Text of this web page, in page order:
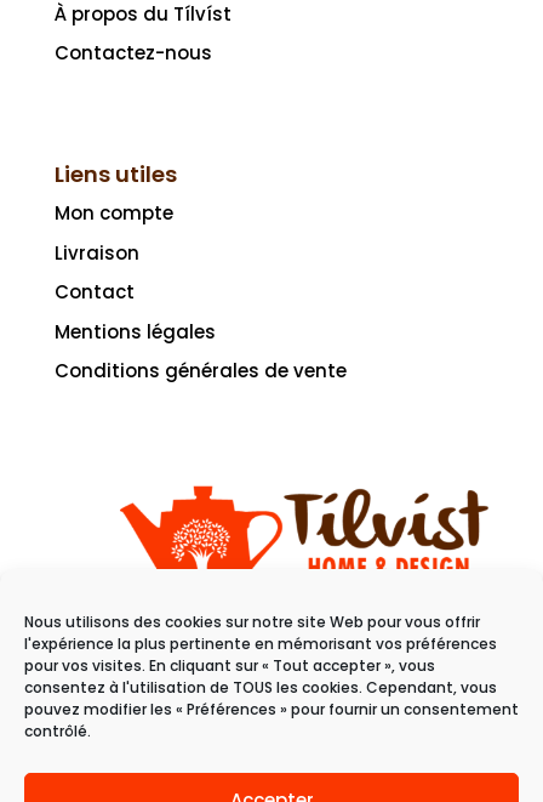
Nous utilisons des cookies sur notre site Web pour vous offrir
l'expérience la plus pertinente en mémorisant vos préférences
pour vos visites. En cliquant sur « Tout accepter », vous
consentez à l'utilisation de TOUS les cookies. Cependant, vous
pouvez modifier les « Préférences » pour fournir un consentement
contrôlé.
À propos du Tílvíst
Contactez-nous
Liens utiles
Mon compte
Livraison
Contact
Mentions légales
Conditions générales de vente
11 rue du raisin
68100 Mulhouse
Du mardi au samedi